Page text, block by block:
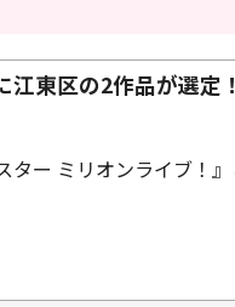
江東区の2作品が選定！
ター ミリオンライブ！